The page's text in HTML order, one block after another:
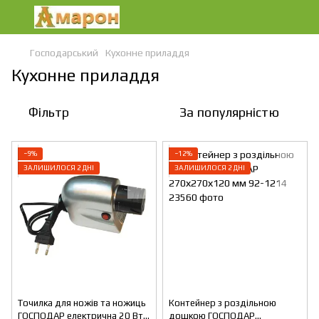
Господарський Кухонне приладдя
Кухонне приладдя
Фільтр За популярністю
−9%
ЗАЛИШИЛОСЯ 2 ДНІ
Точилка для ножів та ножиць
ГОСПОДАР електрична 20 Вт
−12%
ЗАЛИШИЛОСЯ 2 ДНІ
Контейнер з роздільною
дошкою ГОСПОДАР